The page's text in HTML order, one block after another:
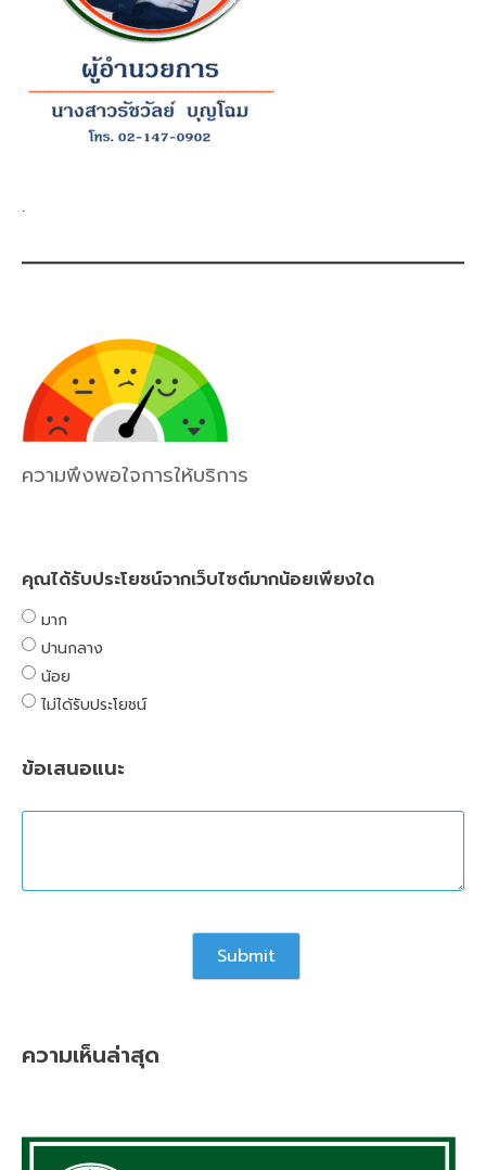
.
ความพึงพอใจการให้บริการ
คุณได้รับประโยชน์จากเว็บไซต์มากน้อยเพียงใด
มาก
ปานกลาง
น้อย
ไม่ได้รับประโยชน์
ข้อเสนอแนะ
ความเห็นล่าสุด